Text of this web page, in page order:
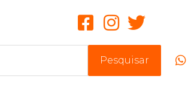
Pesquisar